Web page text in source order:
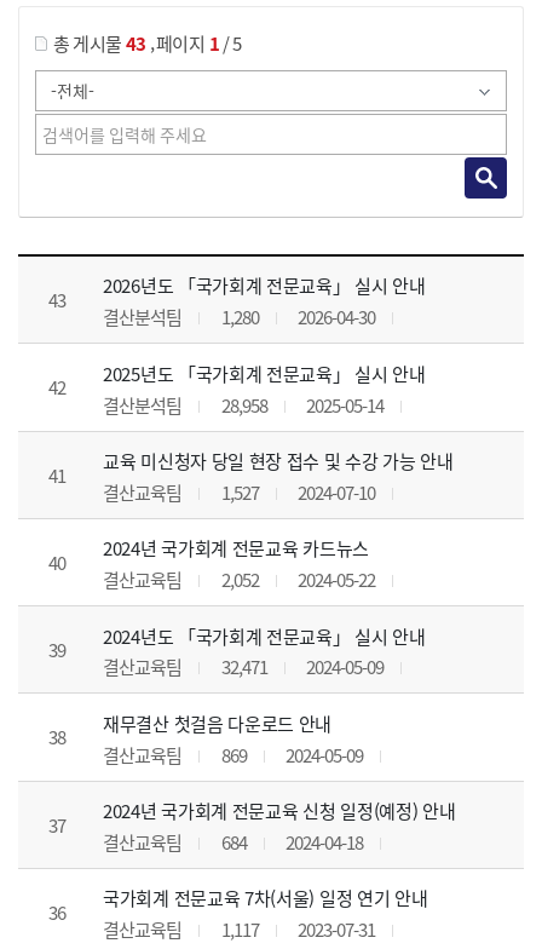
총 게시물43 ,페이지 1/ 5
공지사항 목록 으로 번호, 제목, 작성자, 조회수, 등록 일, 첨부파일로 나열 되고 있습니다.
43
2026년도 「국가회계 전문교육」 실시 안내
결산분석팀
1,280 2026-04-30
42
2025년도 「국가회계 전문교육」 실시 안내
결산분석팀
28,958 2025-05-14
41
교육 미신청자 당일 현장 접수 및 수강 가능 안내
결산교육팀
1,527 2024-07-10
40
2024년 국가회계 전문교육 카드뉴스
결산교육팀
2,052 2024-05-22
39
2024년도 「국가회계 전문교육」 실시 안내
결산교육팀
32,471 2024-05-09
38
재무결산 첫걸음 다운로드 안내
결산교육팀
869 2024-05-09
37
2024년 국가회계 전문교육 신청 일정(예정) 안내
결산교육팀
684 2024-04-18
36
국가회계 전문교육 7차(서울) 일정 연기 안내
결산교육팀
1,117 2023-07-31